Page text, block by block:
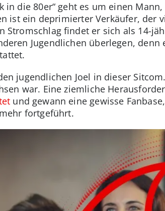
in die 80er“ geht es um einen
ist ein deprimierter Verkäufer, der
Stromschlag findet er sich als 14-
Jugendlichen überlegen,
jugendlichen Joel in dieser
war. Eine ziemliche
und gewann eine gewisse
fortgeführt.